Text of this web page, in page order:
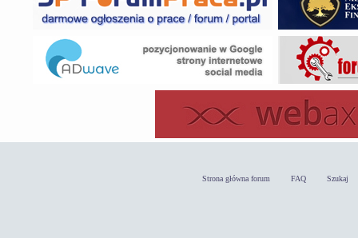
Strona główna forum FAQ Szukaj